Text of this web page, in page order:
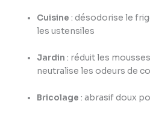
Cuisine : désodorise le
les ustensiles
Jardin : réduit les
neutralise les odeurs de
Bricolage : abrasif doux